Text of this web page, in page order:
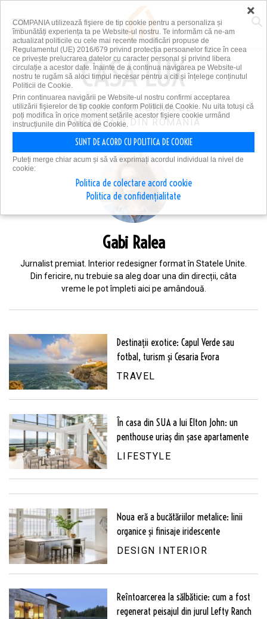
PRIMA PLATFORMĂ DE
AMENAJĂRI DIN ROMÂNIA
Gabi Ralea
Jurnalist premiat. Interior redesigner format în Statele Unite.
Din fericire, nu trebuie sa aleg doar una din direcții, câta
vreme le pot împleti aici pe amândouă.
Destinații exotice: Capul Verde sau
fotbal, turism și Cesaria Evora
TRAVEL
În casa din SUA a lui Elton John: un
penthouse uriaș din șase apartamente
LIFESTYLE
Noua eră a bucătăriilor metalice: linii
organice și finisaje iridescente
DESIGN INTERIOR
Reîntoarcerea la sălbăticie: cum a fost
regenerat peisajul din jurul Lefty Ranch
×
COMPANIA utilizează fişiere de tip cookie pentru a personaliza și
îmbunătăți experiența ta pe Website-ul nostru. Te informăm că ne-am
actualizat politicile cu cele mai recente modificări propuse de
Regulamentul (UE) 2016/679 privind protecția persoanelor fizice în ceea
ce privește prelucrarea datelor cu caracter personal și privind libera
circulație a acestor date. Înainte de a continua navigarea pe Website-ul
nostru te rugăm să aloci timpul necesar pentru a citi și înțelege conținutul
Politicii de Cookie.
Prin continuarea navigării pe Website-ul nostru confirmi acceptarea
utilizării fişierelor de tip cookie conform Politicii de Cookie. Nu uita totuși că
poți modifica în orice moment setările acestor fişiere cookie urmând
instrucțiunile din Politica de Cookie.
SUNT DE ACORD CU POLITICA DE COOKIE
Puteți merge chiar acum și să vă exprimați acordul individual la nivel de
cookie:
Politica de colectare acord cookie
Politica de confidențialitate